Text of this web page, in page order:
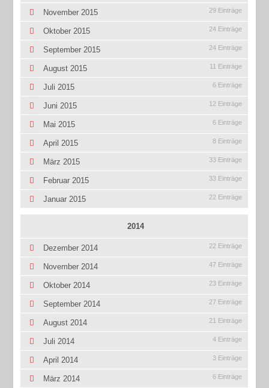
November 2015 29 Einträge
Oktober 2015 24 Einträge
September 2015 24 Einträge
August 2015 11 Einträge
Juli 2015 6 Einträge
Juni 2015 12 Einträge
Mai 2015 6 Einträge
April 2015 8 Einträge
März 2015 33 Einträge
Februar 2015 33 Einträge
Januar 2015 22 Einträge
2014
Dezember 2014 22 Einträge
November 2014 47 Einträge
Oktober 2014 23 Einträge
September 2014 27 Einträge
August 2014 21 Einträge
Juli 2014 4 Einträge
April 2014 3 Einträge
März 2014 6 Einträge